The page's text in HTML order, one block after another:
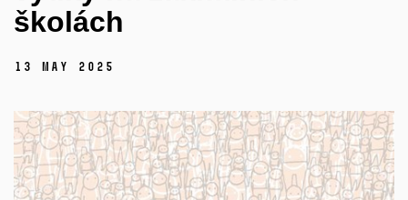
školách
13 May 2025